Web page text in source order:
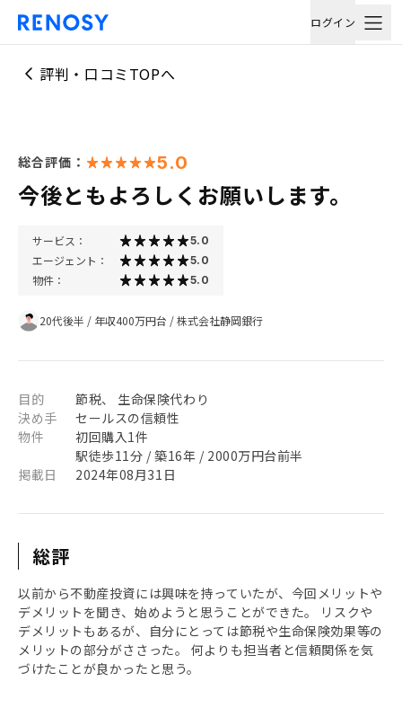
ログイン
評判・口コミTOPへ
総合評価： 5.0
今後ともよろしくお願いします。
サービス： 5.0
エージェント： 5.0
物件： 5.0
20代後半 / 年収400万円台 /株式会社静岡銀行
目的
節税、 生命保険代わり
決め手
セールスの信頼性
物件
初回購入1件
駅徒歩11分 / 築16年 / 2000万円台前半
掲載日
2024年08月31日
総評
以前から不動産投資には興味を持っていたが、今回メリットや
デメリットを聞き、始めようと思うことができた。 リスクや
デメリットもあるが、自分にとっては節税や生命保険効果等の
メリットの部分がささった。 何よりも担当者と信頼関係を気
づけたことが良かったと思う。